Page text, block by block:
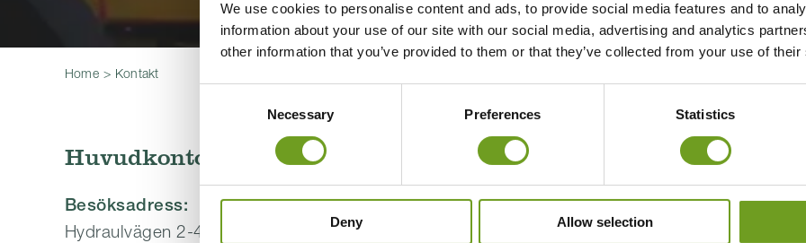
We use cookies to personalise content and ads, to provide social media features and to
information about your use of our site with our social media, advertising and analytics
other information that you’ve provided to them or that they’ve collected from your use of
Necessary Preferences Statistics
Deny Allow selection
Home Kontakt
Huvudkontor
Besöksadress:
Hydraulvägen 2-4, 616 34 Åby
−